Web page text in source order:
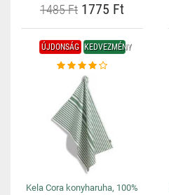
1485 Ft 1775 Ft
ÚJDONSÁG KEDVEZMÉNY
Kela Cora konyharuha, 100%